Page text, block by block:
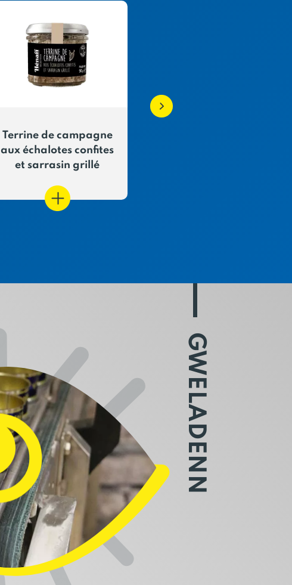
Terrine de campagne
aux échalotes confites
et sarrasin grillé
GWELADENN